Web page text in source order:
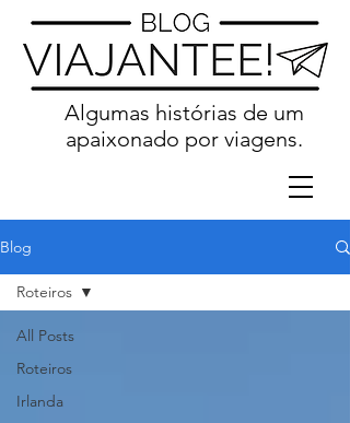
Algumas histórias de um
apaixonado por viagens.
Blog
All Posts
Roteiros
Irlanda
Roteiros